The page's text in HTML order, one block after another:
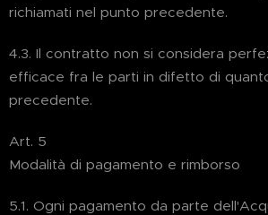
richiamati nel punto precedente.
4.3. Il contratto non si considera
efficace fra le parti in difetto di
precedente.
Art. 5
Modalità di pagamento e rimborso
5.1. Ogni pagamento da parte